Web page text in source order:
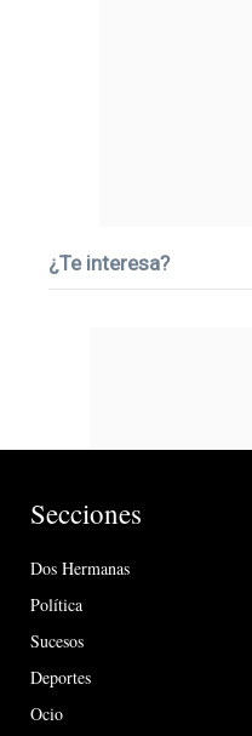
¿Te interesa?
Secciones
Dos Hermanas
Política
Sucesos
Deportes
Ocio